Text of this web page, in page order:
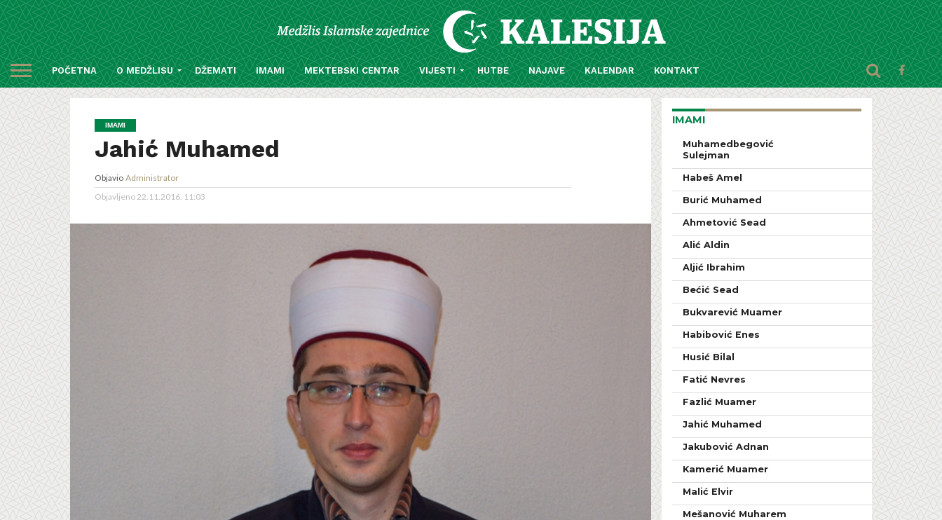
POČETNA O MEDŽLISU DŽEMATI IMAMI MEKTEBSKI CENTAR VIJESTI HUTBE NAJAVE KALENDAR KONTAKT
IMAMI
Jahić Muhamed
Objavio Administrator
Objavljeno22.11.2016. 11:03
IMAMI
Muhamedbegović
Sulejman
Habeš Amel
Burić Muhamed
Ahmetović Sead
Alić Aldin
Aljić Ibrahim
Bećić Sead
Bukvarević Muamer
Habibović Enes
Husić Bilal
Fatić Nevres
Fazlić Muamer
Jahić Muhamed
Jakubović Adnan
Kamerić Muamer
Malić Elvir
Mešanović Muharem